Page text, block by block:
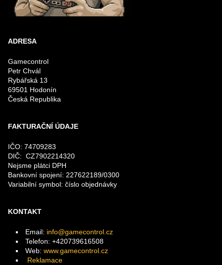
ADRESA
Gamecontrol
Petr Chvál
Rybářská 13
69501 Hodonín
Česká Republika
FAKTURAČNÍ ÚDAJE
IČO: 74709283
DIČ: CZ7902214320
Nejsme plátci DPH
Bankovní spojení: 227622189/0300
Variabilní symbol: číslo objednávky
KONTAKT
Email: info@gamecontrol.cz
Telefon: +420739616508
Web: www.gamecontrol.cz
Reklamace